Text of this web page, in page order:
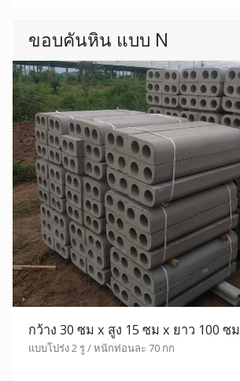
ขอบคันหิน แบบ N
กว้าง 30 ซม x สูง 15 ซม x ยาว 100 ซม
แบบโปร่ง 2 รู / หนักท่อนละ 70 กก